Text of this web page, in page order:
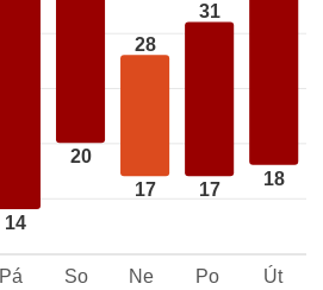
14
20
28
17
31
17
18
Pá So Ne Po Út